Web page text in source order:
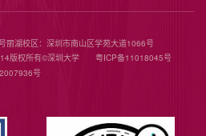
丽湖校区：深圳市南山区学苑大道1066号
版权所有©️深圳大学 粤ICP备11018045号
号